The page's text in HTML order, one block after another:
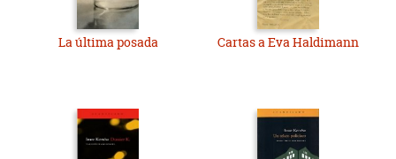
La última posada Cartas a Eva Haldimann